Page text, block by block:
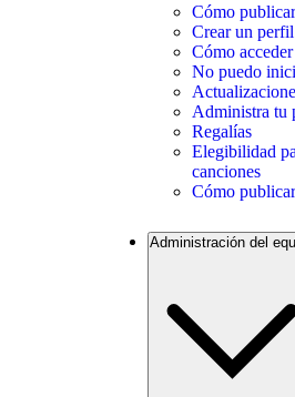
Cómo
Crear un
Cómo
No puedo
Administra tu
Regalías
Elegibilidad
canciones
Cómo
Administración del